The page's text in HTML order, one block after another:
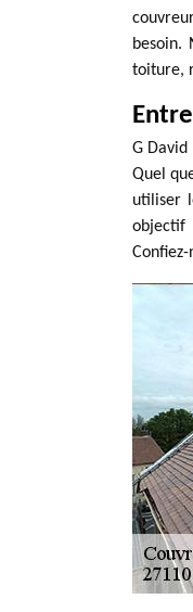
besoin.
toiture,
G
Quel
utiliser
objectif